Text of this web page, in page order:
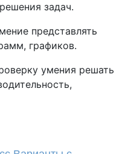
задач.
представлять
графиков.
умения решать